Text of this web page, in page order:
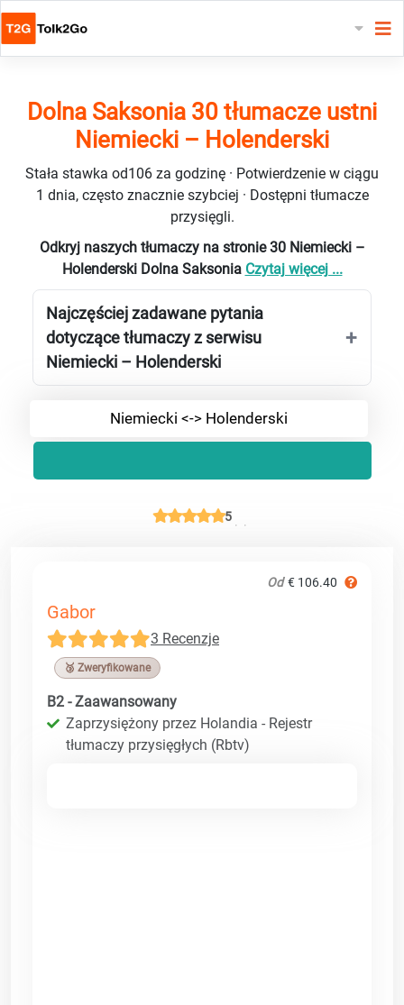
Dolna Saksonia 30 tłumacze ustni
Niemiecki – Holenderski
Stała stawka od106 za godzinę · Potwierdzenie w ciągu
1 dnia, często znacznie szybciej · Dostępni tłumacze
przysięgli.
Odkryj naszych tłumaczy na stronie 30 Niemiecki –
Holenderski Dolna Saksonia Czytaj więcej ...
Najczęściej zadawane pytania
dotyczące tłumaczy z serwisu
Niemiecki – Holenderski
Niemiecki <-> Holenderski
5
Od € 106.40
Gabor
3 Recenzje
🥉 Zweryfikowane
B2 - Zaawansowany
Zaprzysiężony przez Holandia - Rejestr
tłumaczy przysięgłych (Rbtv)